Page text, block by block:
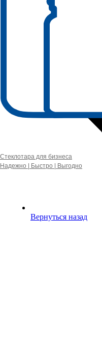
Стеклотара для бизнеса
Надежно | Быстро | Выгодно
Вернуться назад